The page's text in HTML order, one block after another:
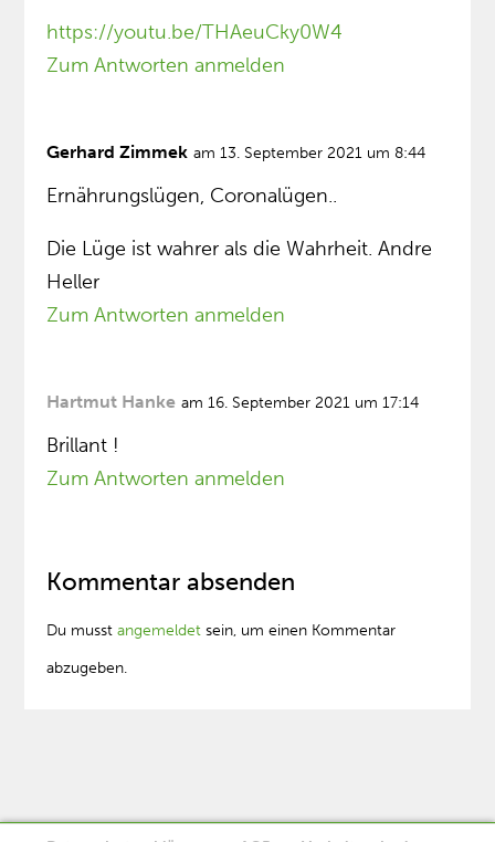
https://youtu.be/THAeuCky0W4
Zum Antworten anmelden
Gerhard Zimmek am 13. September 2021 um 8:44
Ernährungslügen, Coronalügen..
Die Lüge ist wahrer als die Wahrheit. Andre
Heller
Zum Antworten anmelden
Hartmut Hanke am 16. September 2021 um 17:14
Brillant !
Zum Antworten anmelden
Kommentar absenden
Du musstangemeldet sein, um einen Kommentar
abzugeben.